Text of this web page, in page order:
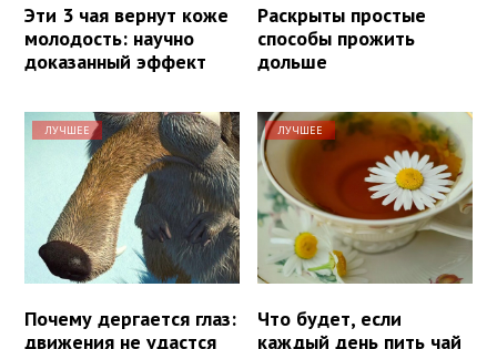
Эти 3 чая вернут коже
молодость: научно
доказанный эффект
Раскрыты простые
способы прожить
дольше
ЛУЧШЕЕ
Почему дергается глаз:
движения не удастся
ЛУЧШЕЕ
Что будет, если
каждый день пить чай